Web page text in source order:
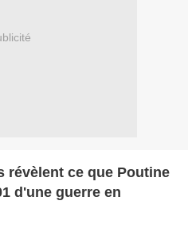
révèlent ce que Poutine
d'une guerre en